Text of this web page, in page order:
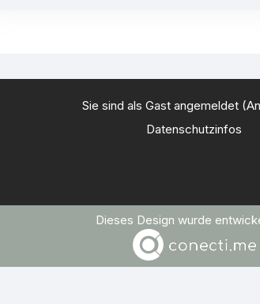
Sie sind als Gast angemeldet (
Datenschutzinfos
Dieses Design wurde